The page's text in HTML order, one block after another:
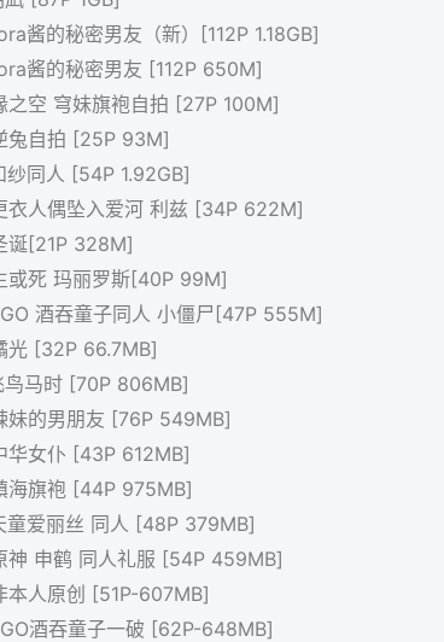
酱的秘密男友（新）[112P 1.18GB]
酱的秘密男友 [112P 650M]
之空 穹妹旗袍自拍 [27P 100M]
兔自拍 [25P 93M]
同人 [54P 1.92GB]
衣人偶坠入爱河 利兹 [34P 622M]
诞[21P 328M]
或死 玛丽罗斯[40P 99M]
酒吞童子同人 小僵尸[47P 555M]
光 [32P 66.7MB]
鸟马时 [70P 806MB]
妹的男朋友 [76P 549MB]
华女仆 [43P 612MB]
海旗袍 [44P 975MB]
童爱丽丝 同人 [48P 379MB]
神 申鹤 同人礼服 [54P 459MB]
本人原创 [51P-607MB]
酒吞童子一破 [62P-648MB]